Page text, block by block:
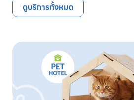
ดูบริการทั้งหมด